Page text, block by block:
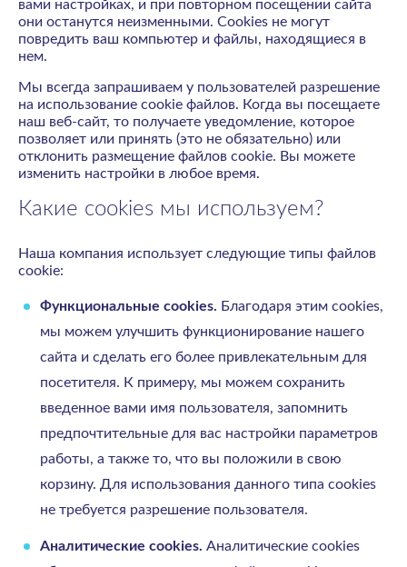
вами настройках, и при повторном посещении сайта
они останутся неизменными. Cookies не могут
повредить ваш компьютер и файлы, находящиеся в
нем.
Мы всегда запрашиваем у пользователей разрешение
на использование cookie файлов. Когда вы посещаете
наш веб-сайт, то получаете уведомление, которое
позволяет или принять (это не обязательно) или
отклонить размещение файлов cookie. Вы можете
изменить настройки в любое время.
Какие cookies мы используем?
Наша компания использует следующие типы файлов
cookie:
Функциональные cookies. Благодаря этим cookies,
мы можем улучшить функционирование нашего
сайта и сделать его более привлекательным для
посетителя. К примеру, мы можем сохранить
введенное вами имя пользователя, запомнить
предпочтительные для вас настройки параметров
работы, а также то, что вы положили в свою
корзину. Для использования данного типа cookies
не требуется разрешение пользователя.
Аналитические cookies. Аналитические cookies